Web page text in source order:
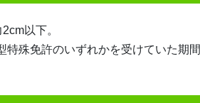
以下。
殊免許のいずれかを受けていた期